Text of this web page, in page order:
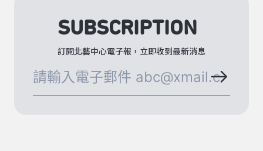
SUBSCRIPTION
訂閱北藝中心電子報，立即收到最新消息